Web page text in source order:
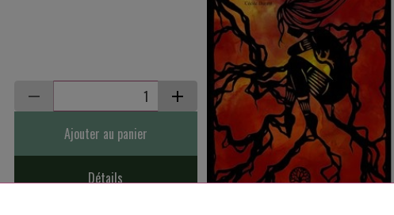
Ajouter au panier
Détails